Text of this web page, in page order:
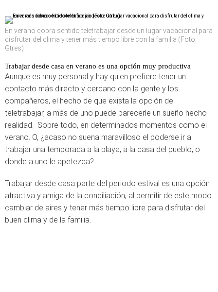
En verano cobra sentido teletrabajar desde un lugar vacacional para
disfrutar del clima y tener más tiempo libre con la familia (Foto:
Gtres)
Trabajar desde casa en verano es una opción muy productiva
Aunque es muy personal y hay quien prefiere tener un
contacto más directo y cercano con la gente y los
compañeros, el hecho de que exista la opción de
teletrabajar, a más de uno puede parecerle un sueño hecho
realidad. Sobre todo, en determinados momentos como el
verano. O, ¿acaso no suena maravilloso el poderse ir a
trabajar una temporada a la playa, a la casa del pueblo, o
donde a uno le apetezca?
Trabajar desde casa parte del periodo estival es una opción
atractiva y amiga de la conciliación, al permitir de este modo
cambiar de aires y tener más tiempo libre para disfrutar del
buen clima y de la familia.